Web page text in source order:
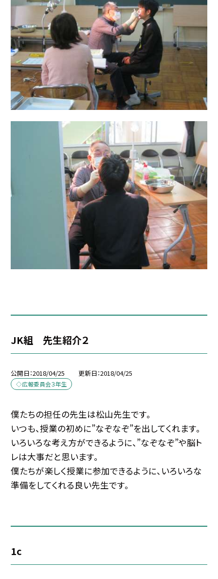
JK組 先生紹介２
公開日 2018/04/25 更新日 2018/04/25
◇広報委員会３年生
僕たちの担任の先生は松山先生です。
いつも、授業の初めに”なぞなぞ”を出してくれます。
いろいろな考え方ができるように、”なぞなぞ”や脳ト
レは大事だと思います。
僕たちが楽しく授業に参加できるように、いろいろな
準備をしてくれる良い先生です。
1c